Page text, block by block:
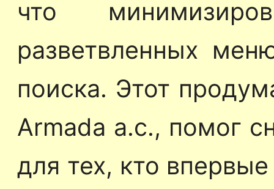
что
разветвленных
поиска. Этот
Armada a.c., помог
для тех, кто